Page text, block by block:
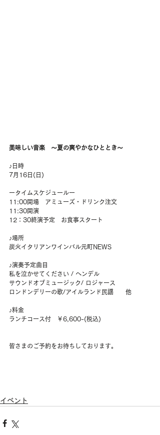
美味しい音楽　～夏の爽やかなひととき～
♪日時
7月16日(日)
ータイムスケジュールー
11:00開場　アミューズ・ドリンク注文
11:30開演
12：30終演予定　お食事スタート
♪場所
炭火イタリアンワインバル元町NEWS
♪演奏予定曲目
私を泣かせてください / ヘンデル
サウンドオブミュージック/ ロジャース
ロンドンデリーの歌/アイルランド民謡　　他
♪料金
ランチコース付　￥6,600-(税込)
皆さまのご予約をお待ちしております。
イベント